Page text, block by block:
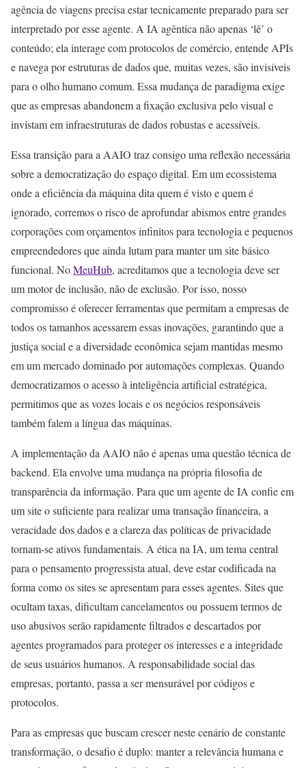
agência de viagens precisa estar tecnicamente preparado para ser
interpretado por esse agente. A IA agêntica não apenas ‘lê’ o
conteúdo; ela interage com protocolos de comércio, entende APIs
e navega por estruturas de dados que, muitas vezes, são invisíveis
para o olho humano comum. Essa mudança de paradigma exige
que as empresas abandonem a fixação exclusiva pelo visual e
invistam em infraestruturas de dados robustas e acessíveis.
Essa transição para a AAIO traz consigo uma reflexão necessária
sobre a democratização do espaço digital. Em um ecossistema
onde a eficiência da máquina dita quem é visto e quem é
ignorado, corremos o risco de aprofundar abismos entre grandes
corporações com orçamentos infinitos para tecnologia e pequenos
empreendedores que ainda lutam para manter um site básico
funcional. NoMeuHub, acreditamos que a tecnologia deve ser
um motor de inclusão, não de exclusão. Por isso, nosso
compromisso é oferecer ferramentas que permitam a empresas de
todos os tamanhos acessarem essas inovações, garantindo que a
justiça social e a diversidade econômica sejam mantidas mesmo
em um mercado dominado por automações complexas. Quando
democratizamos o acesso à inteligência artificial estratégica,
permitimos que as vozes locais e os negócios responsáveis
também falem a língua das máquinas.
A implementação da AAIO não é apenas uma questão técnica de
backend. Ela envolve uma mudança na própria filosofia de
transparência da informação. Para que um agente de IA confie em
um site o suficiente para realizar uma transação financeira, a
veracidade dos dados e a clareza das políticas de privacidade
tornam-se ativos fundamentais. A ética na IA, um tema central
para o pensamento progressista atual, deve estar codificada na
forma como os sites se apresentam para esses agentes. Sites que
ocultam taxas, dificultam cancelamentos ou possuem termos de
uso abusivos serão rapidamente filtrados e descartados por
agentes programados para proteger os interesses e a integridade
de seus usuários humanos. A responsabilidade social das
empresas, portanto, passa a ser mensurável por códigos e
protocolos.
Para as empresas que buscam crescer neste cenário de constante
transformação, o desafio é duplo: manter a relevância humana e